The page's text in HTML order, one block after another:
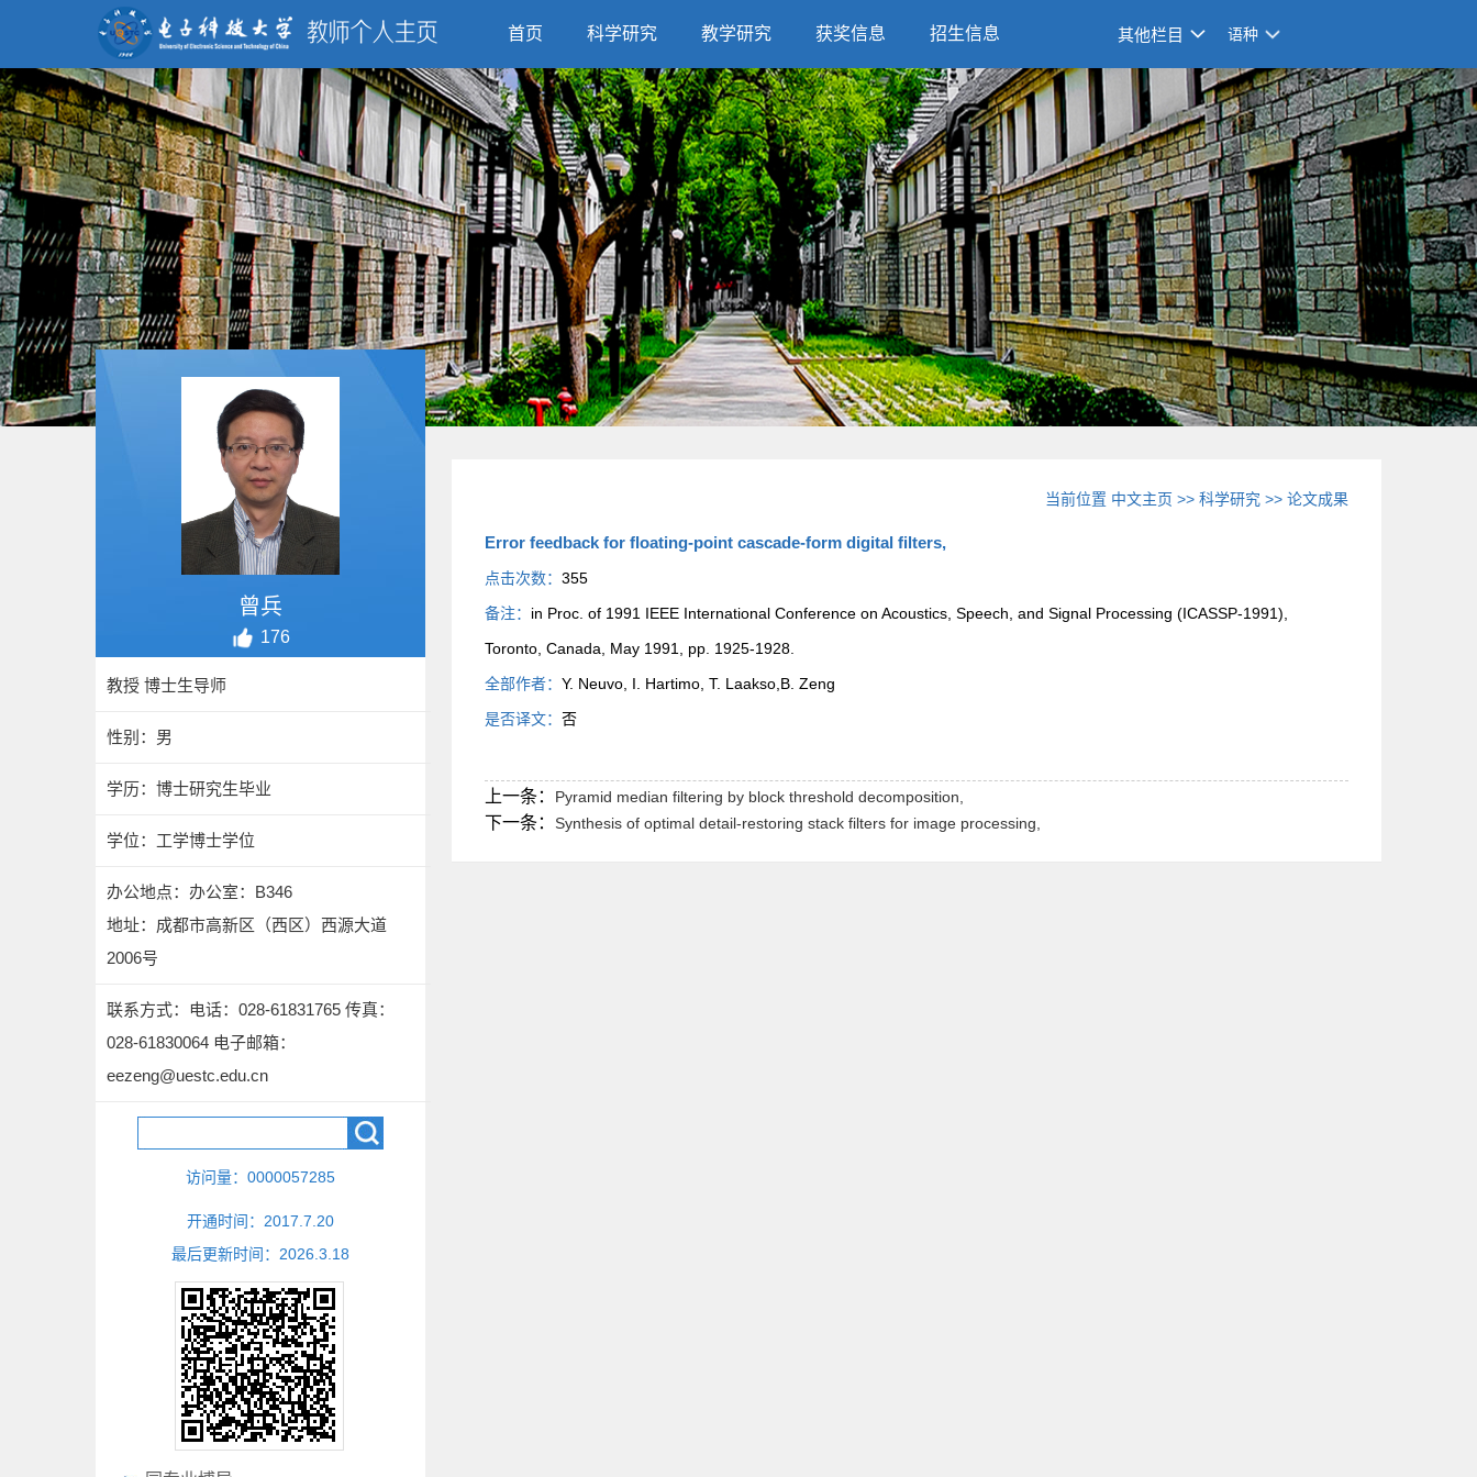
首页 科学研究 教学研究 获奖信息 招生信息 其他栏目 语种
曾兵
176
教授 博士生导师
性别：男
学历：博士研究生毕业
学位：工学博士学位
办公地点：办公室：B346
地址：成都市高新区（西区）西源大道
2006号
联系方式： 电话：028-61831765 传真：
028-61830064 电子邮箱：
eezeng@uestc.edu.cn
访问量： 0000057285
开通时间： 2017 7 20
最后更新时间： 2026 3 18
当前位置 中文主页 >>科学研究 >>论文成果
Error feedback for floating-point cascade-form digital filters,
点击次数： 355
备注： in Proc. of 1991 IEEE International Conference on Acoustics, Speech, and Signal Processing (ICASSP-1991),
Toronto, Canada, May 1991, pp. 1925-1928.
全部作者： Y. Neuvo, I. Hartimo, T. Laakso,B. Zeng
是否译文： 否
上一条： Pyramid median filtering by block threshold decomposition,
下一条： Synthesis of optimal detail-restoring stack filters for image processing,